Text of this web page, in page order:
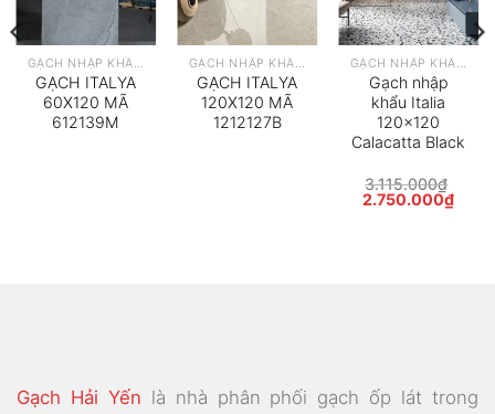
GẠCH ITALYA
60X120 MÃ
612139M
GẠCH ITALYA
120X120 MÃ
1212127B
Gạch nhập
khẩu Italia
120×120
Calacatta Black
3.115.000₫
Giá
2.750.000₫Giá
Gạch Hải Yến là nhà phân phối gạch ốp lát trong